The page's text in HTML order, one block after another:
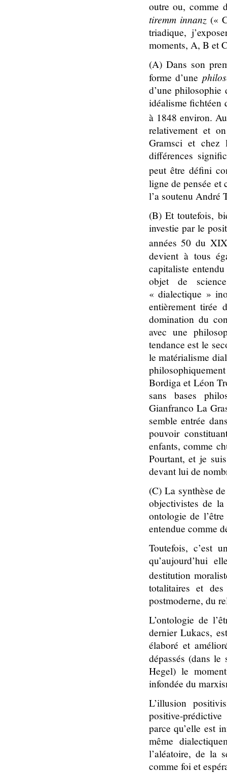
outre ou, comme
tiremm innanz («
triadique,
moments, A, B et
(A) Dans son
forme d’une
d’une philosophie
idéalisme fichtéen
à 1848 environ.
relativement et
Gramsci et chez
différences
peut être défini
ligne de pensée et
l’a soutenu André
(B) Et toutefois,
investie par le
années 50 du XIX
devient à tous
capitaliste
objet de
« dialectique »
entièrement tirée
domination du
avec une
tendance est le
le matérialisme
Bordiga et Léon
sans bases
Gianfranco La
semble entrée
pouvoir
enfants, comme
Pourtant, et je
devant lui de
(C) La synthèse
objectivistes de
ontologie de
entendue comme
Toutefois, c’est
qu’aujourd’hui
destitution
totalitaires et
postmoderne, du
L’ontologie de
dernier Lukacs,
élaboré et
dépassés (dans
Hegel) le
infondée du
L’illusion
positive-
parce qu’elle est
même
l’aléatoire, de la
comme foi et